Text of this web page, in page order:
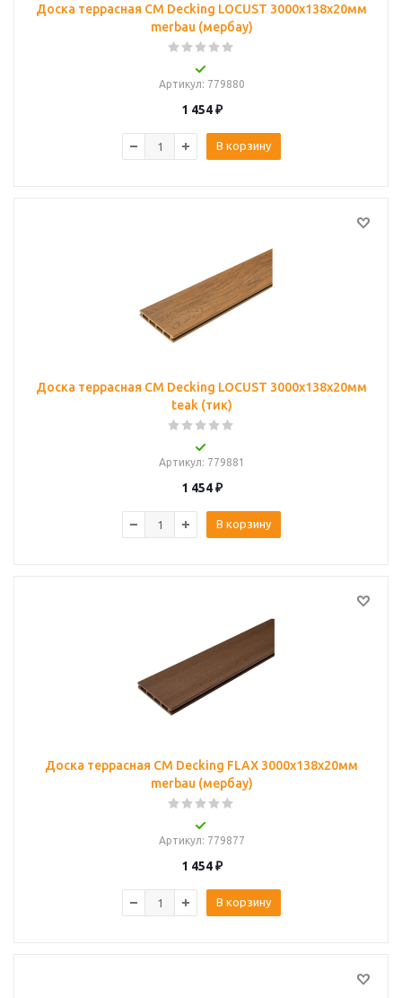
Доска террасная CM Decking LOCUST 3000х138х20мм
merbau (мербау)
Артикул: 779880
1 454₽
В корзину
Доска террасная CM Decking LOCUST 3000х138х20мм
teak (тик)
Артикул: 779881
1 454₽
В корзину
Доска террасная CM Decking FLAX 3000х138х20мм
merbau (мербау)
Артикул: 779877
1 454₽
В корзину